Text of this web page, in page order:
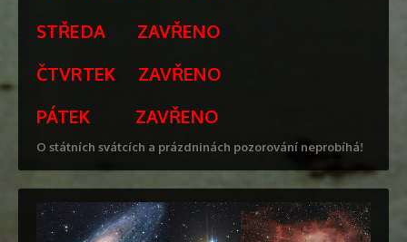
STŘEDA ZAVŘENO
ČTVRTEK ZAVŘENO
PÁTEK ZAVŘENO
O státních svátcích a prázdninách pozorování neprobíhá!